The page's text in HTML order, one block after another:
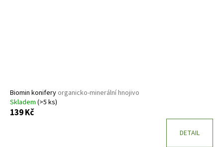
Biomin konifery organicko-minerální hnojivo
Skladem (>5 ks)
139 Kč
DETAIL